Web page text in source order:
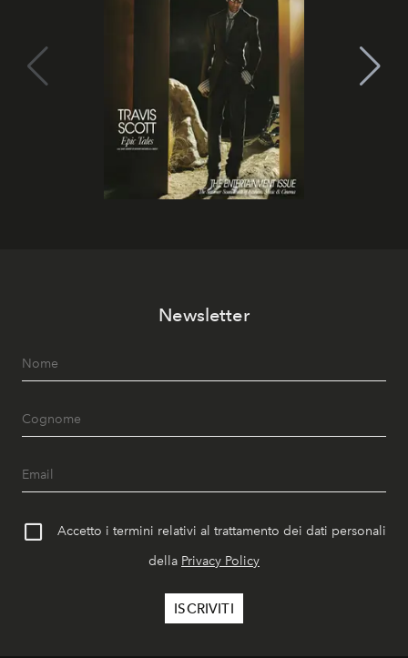
Newsletter
Accetto i termini relativi al trattamento dei dati personali
della Privacy Policy